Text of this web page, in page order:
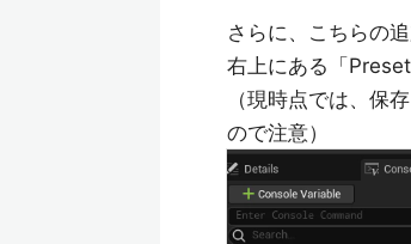
さらに、こちらの
右上にある「
（現時点では、保
ので注意）